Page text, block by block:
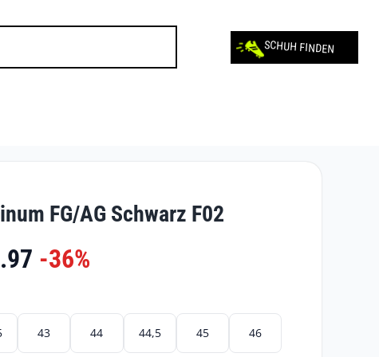
SCHUH FINDEN
FG/AG Schwarz F02
-36%
43 44 44,5 45 46